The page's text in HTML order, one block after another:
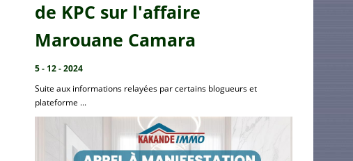
de KPC sur l'affaire
Marouane Camara
5 - 12 - 2024
Suite aux informations relayées par certains blogueurs et
plateforme ...